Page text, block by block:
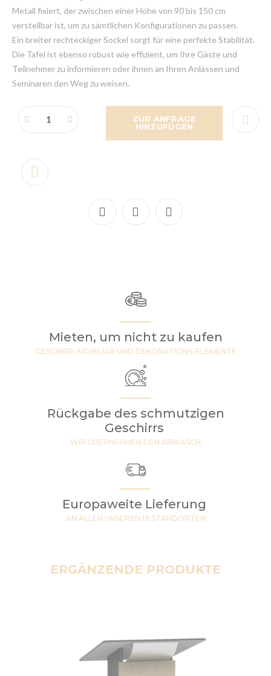
Metall fixiert, der zwischen einer Höhe von 90 bis 150 cm
verstellbar ist, um zu sämtlichen Konfigurationen zu passen.
Ein breiter rechteckiger Sockel sorgt für eine perfekte Stabilität.
Die Tafel ist ebenso robust wie effizient, um Ihre Gäste und
Teilnehmer zu informieren oder ihnen an Ihren Anlässen und
Seminaren den Weg zu weisen.
ZUR ANFRAGE
HINZUFÜGEN
Mieten, um nicht zu kaufen
GESCHIRR, MOBILIAR UND DEKORATIONS-ELEMENTE
Rückgabe des schmutzigen
Geschirrs
WIR ÜBERNEHMEN DEN ABWASCH
Europaweite Lieferung
AN ALLEN UNSEREN 19 STANDORTEN
ERGÄNZENDE PRODUKTE